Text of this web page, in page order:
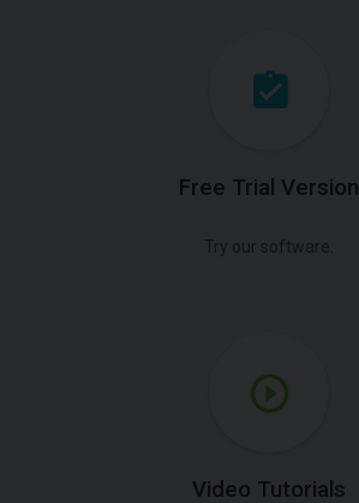
Free Trial Version
Video Tutorials